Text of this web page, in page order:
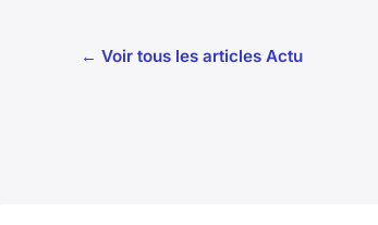
← Voir tous les articles Actu